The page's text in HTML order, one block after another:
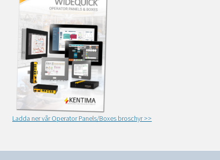
Ladda ner vår Operator Panels/Boxes broschyr >>